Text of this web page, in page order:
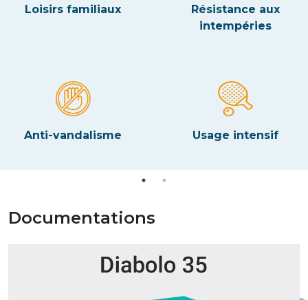
Loisirs familiaux
Résistance aux
intempéries
Anti-vandalisme Usage intensif
Documentations